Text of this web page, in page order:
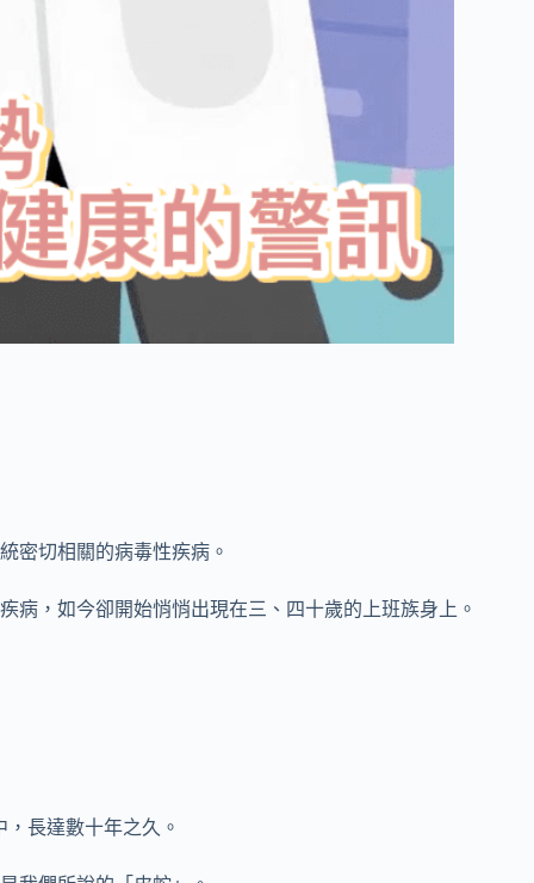
密切相關的病毒性疾病。
病，如今卻開始悄悄出現在三、四十歲的上班族身上。
長達數十年之久。